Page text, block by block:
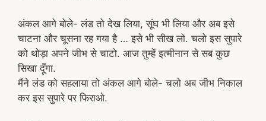
अंकल आगे बोले- लंड तो देख लिया, सूंघ भी लिया और अब इसे
चाटना और चूसना रह गया है … इसे भी सीख लो. चलो इस सुपारे
को थोड़ा अपने जीभ से चाटो. आज तुम्हें इत्मीनान से सब कुछ
सिखा दूँगा.
मैंने लंड को सहलाया तो अंकल आगे बोले- चलो अब जीभ निकाल
कर इस सुपारे पर फिराओ.